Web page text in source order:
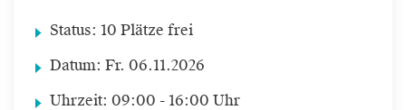
Status: 10 Plätze frei
Datum: Fr. 06.11.2026
Uhrzeit: 09:00 - 16:00 Uhr